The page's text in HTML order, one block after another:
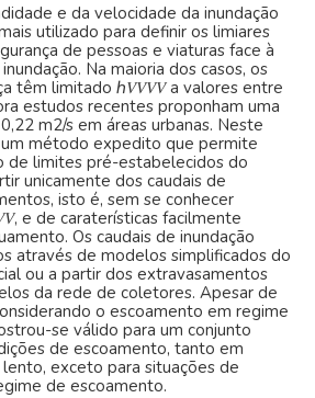
e da velocidade da inundação
utilizado para definir os limiares
de pessoas e viaturas face à
Na maioria dos casos, os
têm limitado ℎ𝑉𝑉𝑉𝑉a valores entre
estudos recentes proponham uma
m2/s em áreas urbanas. Neste
método expedito que permite
de limites pré-estabelecidos do
unicamente dos caudais de
isto é, sem se conhecer
, e de caraterísticas facilmente
Os caudais de inundação
através de modelos simplificados do
ou a partir dos extravasamentos
da rede de coletores. Apesar de
o escoamento em regime
se válido para um conjunto
de escoamento, tanto em
exceto para situações de
de escoamento.